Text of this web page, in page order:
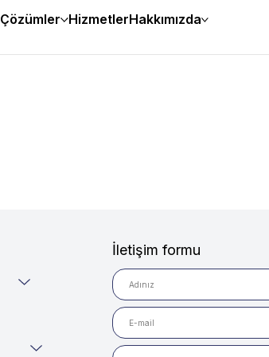
Çözümler HizmetlerHakkımızda
İletişim formu